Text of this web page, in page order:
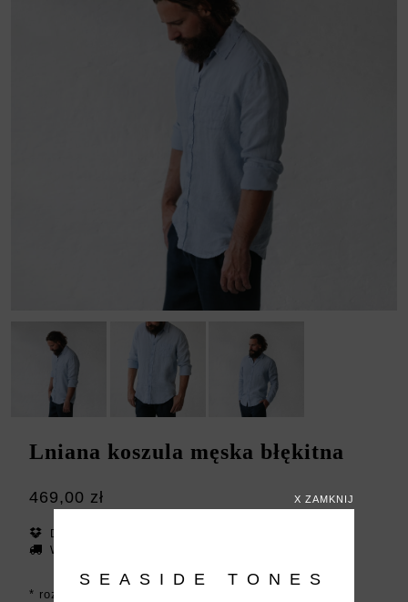
Lniana koszula męska błękitna
469,00 zł
Dostępność:
Wysyłka w:
* rozmiar:
X ZAMKNIJ
SEASIDE TONES